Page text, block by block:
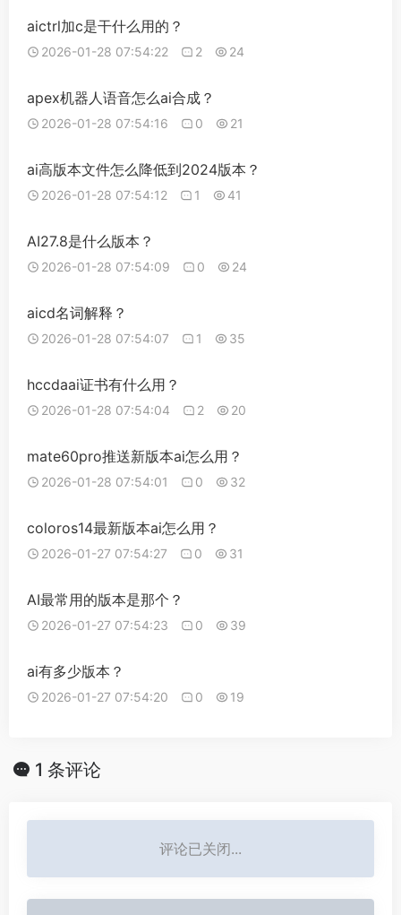
aictrl加c是干什么用的？
2026-01-28 07:54:22 2 24
apex机器人语音怎么ai合成？
2026-01-28 07:54:16 0 21
ai高版本文件怎么降低到2024版本？
2026-01-28 07:54:12 1 41
AI27.8是什么版本？
2026-01-28 07:54:09 0 24
aicd名词解释？
2026-01-28 07:54:07 1 35
hccdaai证书有什么用？
2026-01-28 07:54:04 2 20
mate60pro推送新版本ai怎么用？
2026-01-28 07:54:01 0 32
coloros14最新版本ai怎么用？
2026-01-27 07:54:27 0 31
AI最常用的版本是那个？
2026-01-27 07:54:23 0 39
ai有多少版本？
2026-01-27 07:54:20 0 19
1 条评论
评论已关闭...